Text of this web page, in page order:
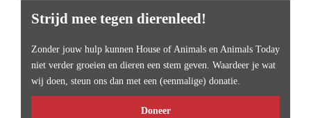
Strijd mee tegen dierenleed!
Zonder jouw hulp kunnen House of Animals en Animals Today
niet verder groeien en dieren een stem geven. Waardeer je wat
wij doen, steun ons dan met een (eenmalige) donatie.
Doneer